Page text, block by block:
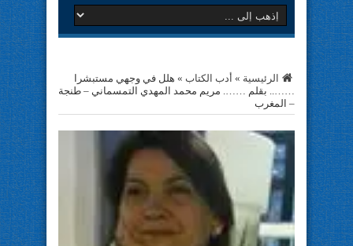
الرئيسية » أدب الكتاب » هلل في وجهي مستبشرا
…….. بقلم ……. مريم محمد المهدي التمسماني – طنجة
– المغرب